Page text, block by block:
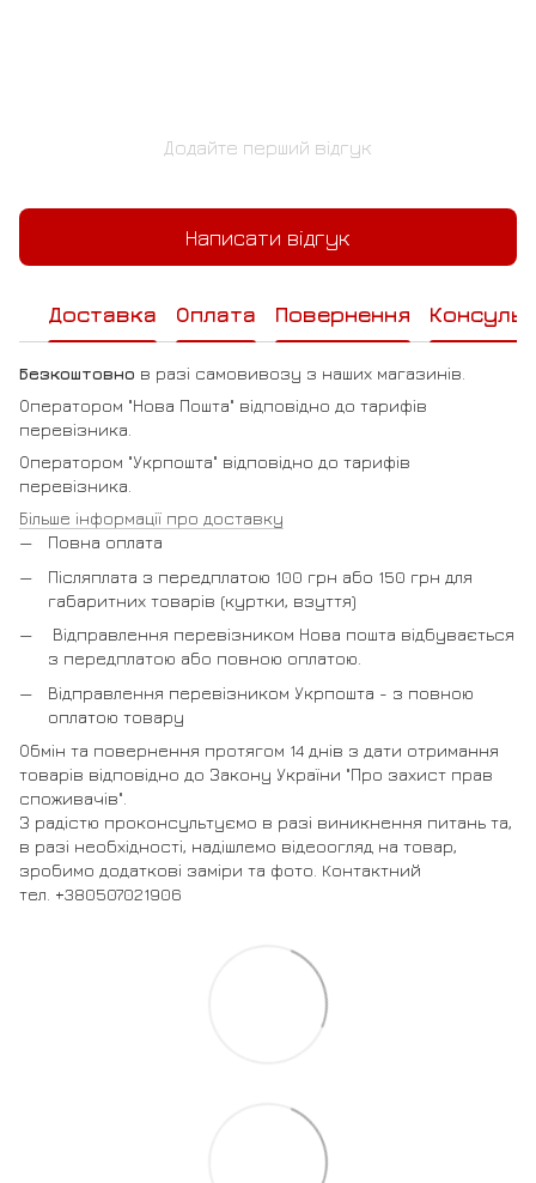
Додайте перший відгук
Написати відгук
Доставка Оплата Повернення
Безкоштовно в разі самовивозу з наших магазинів.
Оператором "Нова Пошта" відповідно до тарифів
перевізника.
Оператором "Укрпошта" відповідно до тарифів
перевізника.
Більше інформації про доставку
Повна оплата
Післяплата з передплатою 100 грн або 150 грн для
габаритних товарів (куртки, взуття)
Відправлення перевізником Нова пошта відбувається
з передплатою або повною оплатою.
Відправлення перевізником Укрпошта - з повною
оплатою товару
Обмін та повернення протягом 14 днів з дати отримання
товарів відповідно до Закону України "Про захист прав
споживачів".
З радістю проконсультуємо в разі виникнення питань та,
в разі необхідності, надішлемо відеоогляд на товар,
зробимо додаткові заміри та фото. Контактний
тел. +380507021906